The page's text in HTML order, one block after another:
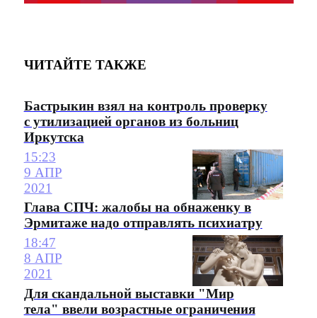
ЧИТАЙТЕ ТАКЖЕ
Бастрыкин взял на контроль проверку
с утилизацией органов из больниц
Иркутска
15:23
9 АПР
2021
Глава СПЧ: жалобы на обнаженку в
Эрмитаже надо отправлять психиатру
18:47
8 АПР
2021
Для скандальной выставки "Мир
тела" ввели возрастные ограничения